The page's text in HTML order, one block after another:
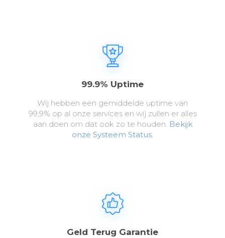
99.9% Uptime
Wij hebben een gemiddelde uptime van
99,9% op al onze services en wij zullen er alles
aan doen om dat ook zo te houden. Bekijk
onze Systeem Status.
Geld Terug Garantie